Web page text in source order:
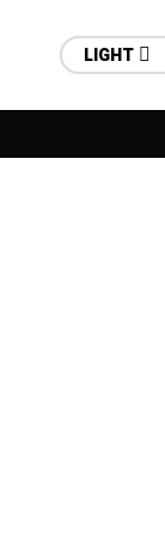
LIGHT